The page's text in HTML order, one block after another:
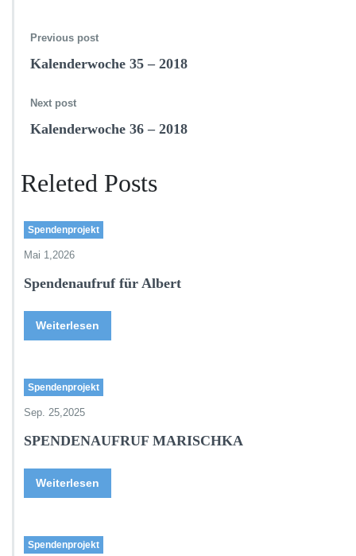
Previous post
Kalenderwoche 35 – 2018
Next post
Kalenderwoche 36 – 2018
Releted Posts
Spendenprojekt
Mai 1,2026
Spendenaufruf für Albert
Weiterlesen
Spendenprojekt
Sep. 25,2025
SPENDENAUFRUF MARISCHKA
Weiterlesen
Spendenprojekt